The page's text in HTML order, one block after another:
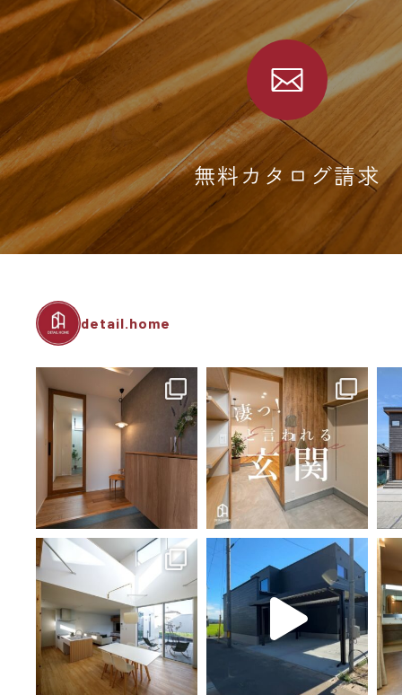
無料カタログ請求
detail.home